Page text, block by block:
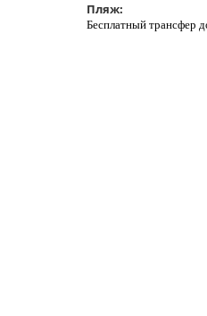
Пляж:
Бесплатный трансфер